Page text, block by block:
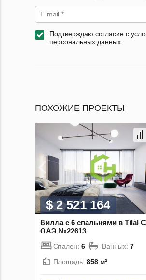
Подтверждаю согласие с
персональных данных
ПОХОЖИЕ ПРОЕКТЫ
$ 2 521 164
Вилла с 6 спальнями в Tilal
ОАЭ №22613
Спален: 6 Ванных: 7
Площадь: 858 м²